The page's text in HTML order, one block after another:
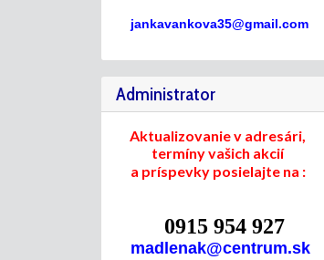
jankavankova35@gmail.com
Administrator
Aktualizovanie v adresári,
termíny vašich akcií
a príspevky posielajte na :
0915 954 927
madlenak@centrum.sk